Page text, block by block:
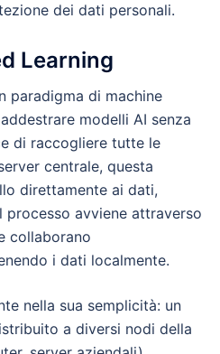
dei dati personali.
Learning
paradigma di machine
modelli AI senza
di raccogliere tutte le
centrale, questa
direttamente ai dati,
processo avviene attraverso
collaborano
i dati localmente.
nella sua semplicità: un
a diversi nodi della